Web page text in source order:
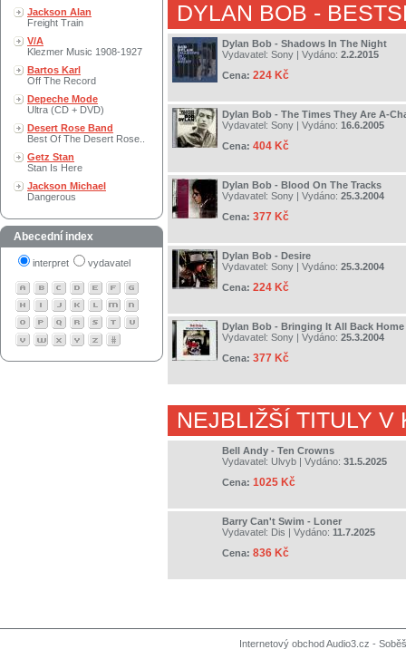
Jackson Alan
Freight Train
V/A
Klezmer Music 1908-1927
Bartos Karl
Off The Record
Depeche Mode
Ultra (CD + DVD)
Desert Rose Band
Best Of The Desert Rose..
Getz Stan
Stan Is Here
Jackson Michael
Dangerous
Abecední index
interpret vydavatel
DYLAN BOB -
Dylan Bob - Shadows In The Night
Vydavatel: Sony | Vydáno: 2.2.2015
Cena: 224 Kč
Dylan Bob - The Times They Are A-
Vydavatel: Sony | Vydáno: 16.6.2005
Cena: 404 Kč
Dylan Bob - Blood On The Tracks
Vydavatel: Sony | Vydáno: 25.3.2004
Cena: 377 Kč
Dylan Bob - Desire
Vydavatel: Sony | Vydáno: 25.3.2004
Cena: 224 Kč
Dylan Bob - Bringing It All Back Home
Vydavatel: Sony | Vydáno: 25.3.2004
Cena: 377 Kč
NEJBLIŽŠÍ TITULY V
Bell Andy - Ten Crowns
Vydavatel: Ulvyb | Vydáno: 31.5.2025
Cena: 1025 Kč
Barry Can't Swim - Loner
Vydavatel: Dis | Vydáno: 11.7.2025
Cena: 836 Kč
Internetový obchod Audio3.cz -